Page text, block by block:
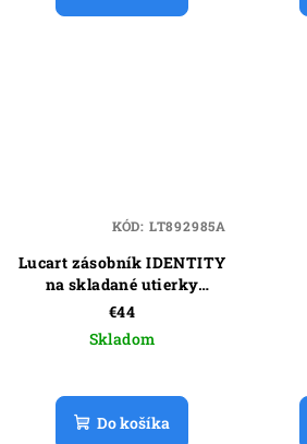
Lucart zásobník IDENTITY
na skladané utierky
-čierny
€44
Skladom
Do košíka
KÓD: LT892985A